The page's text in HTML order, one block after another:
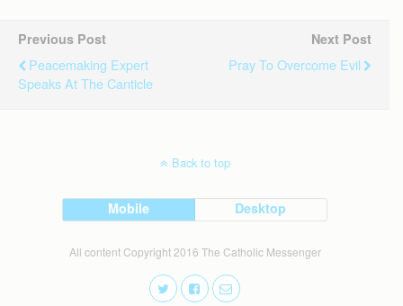
Previous Post
Peacemaking Expert
Speaks At The Canticle
Next Post
Pray To Overcome Evil
Back to top
Mobile Desktop
All content Copyright 2016 The Catholic Messenger